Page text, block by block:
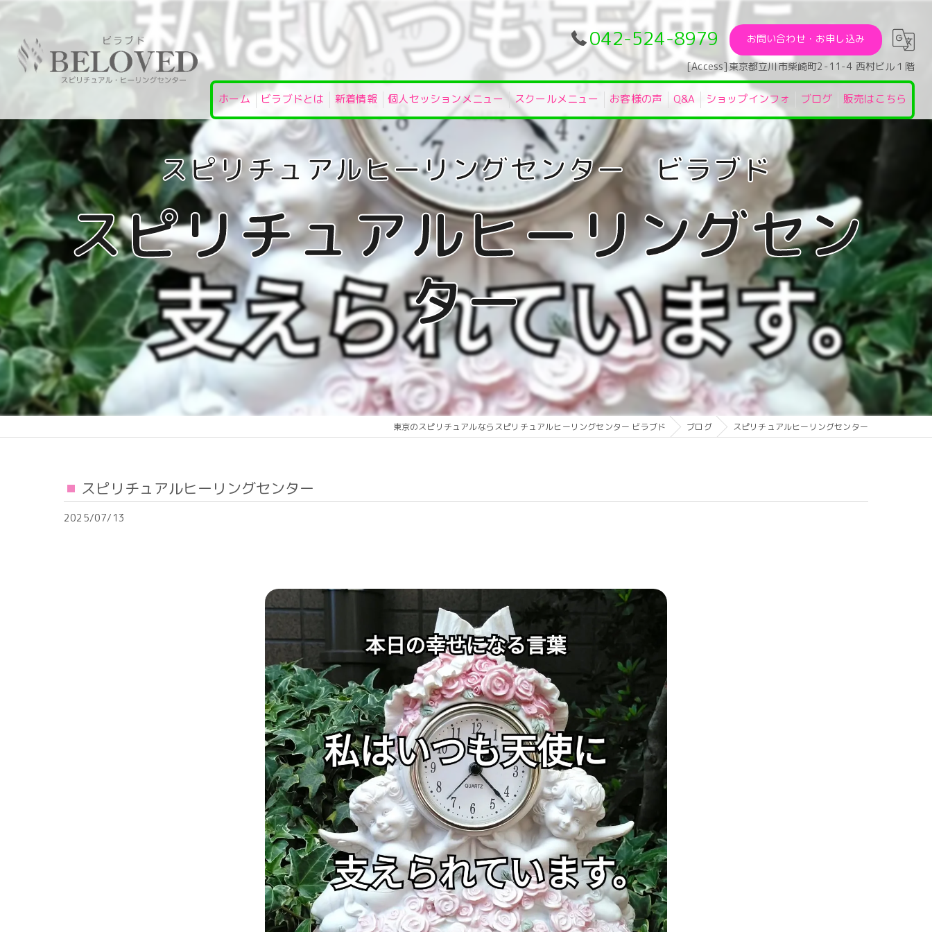
042-524-8979 お問い合わせ・お申し込み
[Access]東京都立川市柴崎町2-11-4 西村ビル１階
ホーム ビラブドとは 新着情報 個人セッションメニュー スクールメニュー お客様の声 Q&A ショップインフォ ブログ 販売はこちら
スピリチュアルヒーリングセン
ター
東京のスピリチュアルならスピリチュアルヒーリングセンター ビラブド ブログ スピリチュアルヒーリングセンター
スピリチュアルヒーリングセンター
2025/07/13